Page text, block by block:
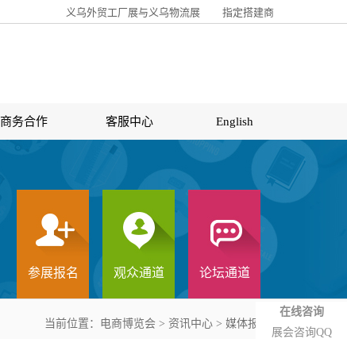
义乌外贸工厂展与义乌物流展 指定搭建商
商务合作 客服中心 English
参展报名 观众通道 论坛通道
当前位置： 电商博览会 > 资讯中心 > 媒体报道
在线咨询
展会咨询QQ